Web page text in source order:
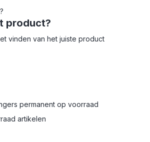
product?
vinden van het juiste product
permanent op voorraad
artikelen